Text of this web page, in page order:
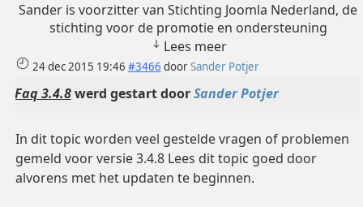
Sander is voorzitter van Stichting Joomla Nederland, de
stichting voor de promotie en ondersteuning
Lees meer
24 dec 2015 19:46 #3466 doorSander Potjer
Faq 3.4.8werd gestart doorSander Potjer
In dit topic worden veel gestelde vragen of problemen
gemeld voor versie 3.4.8 Lees dit topic goed door
alvorens met het updaten te beginnen.